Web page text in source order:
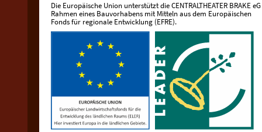
Die Europäische Union unterstützt die CENTRALTHEATER BRAKE
Rahmen eines Bauvorhabens mit Mitteln aus dem Europäischen
Fonds für regionale Entwicklung (EFRE).